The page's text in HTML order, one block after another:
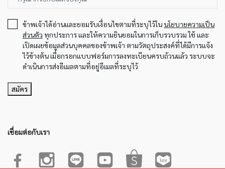
ข้าพเจ้าได้อ่านและยอมรับเงื่อนไขตามที่ระบุไว้ในนโยบายความเป็น
ส่วนตัว ทุกประการ และให้ความยินยอมในการเก็บรวบรวม ใช้ และ
เปิดเผยข้อมูลส่วนบุคคลของข้าพเจ้า ตามวัตถุประสงค์ที่ได้มีการแจ้ง
ไว้ข้างต้น เมื่อกรอกแบบฟอร์มการลงทะเบียนครบถ้วนแล้ว ระบบจะ
ดำเนินการส่งอีเมลตามที่อยู่อีเมลที่ระบุไว้
สมัคร
เชื่อมต่อกับเรา